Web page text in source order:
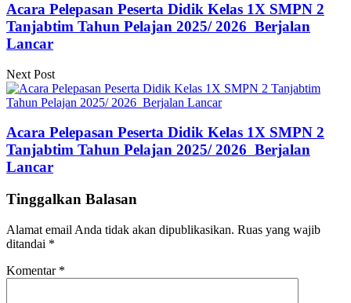
Acara Pelepasan Peserta Didik Kelas 1X SMPN 2
Tanjabtim Tahun Pelajan 2025/ 2026 Berjalan
Lancar
Next Post
Acara Pelepasan Peserta Didik Kelas 1X SMPN 2
Tanjabtim Tahun Pelajan 2025/ 2026 Berjalan
Lancar
Tinggalkan Balasan
Alamat email Anda tidak akan dipublikasikan. Ruas yang wajib
ditandai *
Komentar *